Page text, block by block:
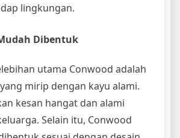
lingkungan.
Dibentuk
utama Conwood adalah
mirip dengan kayu alami.
kesan hangat dan alami
Selain itu, Conwood